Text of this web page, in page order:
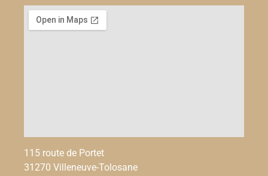
115 route de Portet
31270 Villeneuve-Tolosane